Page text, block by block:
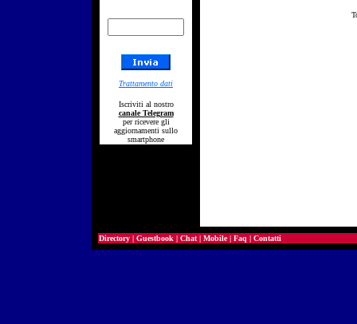
Trattamento dati
Iscriviti al nostro
canale Telegram
per ricevere gli
aggiornamenti sullo
smartphone
Directory | Guestbook | Chat | Mobile| Faq | Contatti